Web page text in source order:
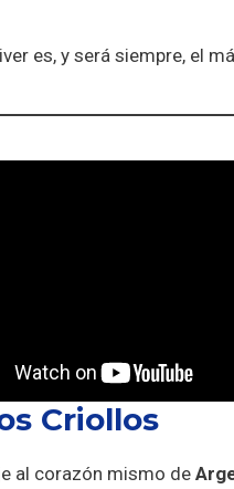
es, y será siempre, el
Criollos
al corazón mismo de